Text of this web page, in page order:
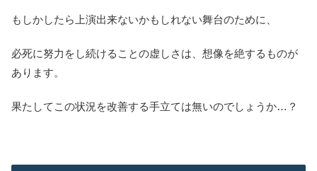
もしかしたら上演出来ないかもしれない舞台のために、
必死に努力をし続けることの虚しさは、想像を絶するものが
あります。
果たしてこの状況を改善する手立ては無いのでしょうか…？